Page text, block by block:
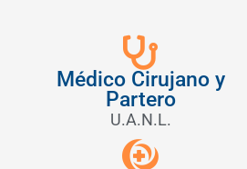
Médico Cirujano y
Partero
U.A.N.L.